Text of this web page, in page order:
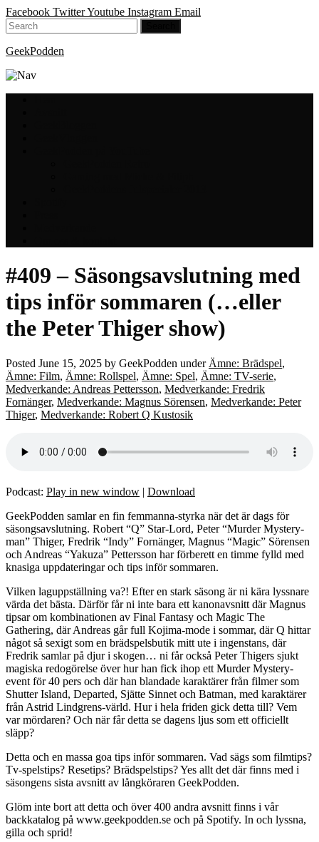
Facebook TwitterYoutube Instagram Email
GeekPodden
#409 – Säsongsavslutning med
tips inför sommaren (…eller
the Peter Thiger show)
Posted June 15, 2025 by GeekPodden under Ämne: Brädspel,
Ämne: Film, Ämne: Rollspel, Ämne: Spel, Ämne: TV-serie,
Medverkande: Andreas Pettersson, Medverkande: Fredrik
Fornänger, Medverkande: Magnus Sörensen, Medverkande: Peter
Thiger, Medverkande: Robert Q Kustosik
Podcast: Play in new window | Download
GeekPodden samlar en fin femmanna-styrka när det är dags för
säsongsavslutning. Robert “Q” Star-Lord, Peter “Murder Mystery-
man” Thiger, Fredrik “Indy” Fornänger, Magnus “Magic” Sörensen
och Andreas “Yakuza” Pettersson har förberett en timme fylld med
knasiga uppdateringar och tips inför sommaren.
Vilken laguppställning va?! Efter en stark säsong är ni kära lyssnare
värda det bästa. Därför får ni inte bara ett kanonavsnitt där Magnus
tipsar om kombinationen av Final Fantasy och Magic The
Gathering, där Andreas går full Kojima-mode i sommar, där Q hittar
något så sexigt som en brädspelsbutik mitt ute i ingenstans, där
Fredrik samlar på djur i skogen… ni får också Peter Thigers sjukt
magiska redogörelse över hur han fick ihop ett Murder Mystery-
event för 40 pers och där han blandade karaktärer från filmer som
Shutter Island, Departed, Sjätte Sinnet och Batman, med karaktärer
från Astrid Lindgrens-värld. Hur i hela friden gick detta till? Vem
var mördaren? Och när får detta se dagens ljus som ett officiellt
släpp?
Detta och en massa goa tips inför sommaren. Vad sägs som filmtips?
Tv-spelstips? Resetips? Brädspelstips? Yes allt det där finns med i
säsongens sista avsnitt av långköraren GeekPodden.
Glöm inte bort att detta och över 400 andra avsnitt finns i vår
backkatalog på www.geekpodden.se och på Spotify. In och lyssna,
gilla och sprid!